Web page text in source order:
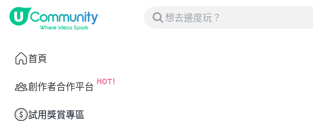
首頁
創作者合作平台
試用獎賞專區